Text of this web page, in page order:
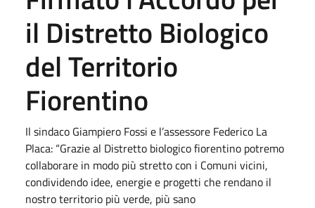
il Distretto Biologico
del Territorio
Fiorentino
Il sindaco Giampiero Fossi e l’assessore Federico La
Placa: “Grazie al Distretto biologico fiorentino potremo
collaborare in modo più stretto con i Comuni vicini,
condividendo idee, energie e progetti che rendano il
nostro territorio più verde, più sano